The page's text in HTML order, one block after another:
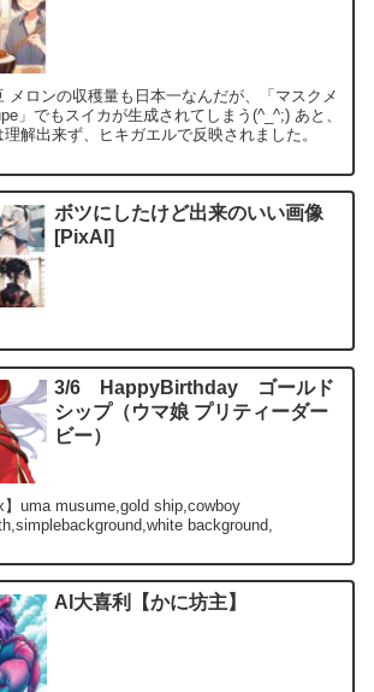
ロンの収穫量も日本一なんだが、「マスクメ
」でもスイカが生成されてしまう(^_^;) あと、
解出来ず、ヒキガエルで反映されました。
ボツにしたけど出来のいい画像
[PixAI]
3/6 HappyBirthday ゴールド
シップ（ウマ娘 プリティーダー
ビー）
uma musume,gold ship,cowboy
background,
AI大喜利【かに坊主】